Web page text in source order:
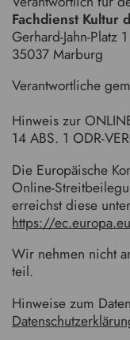
Fachdienst Kultur
Gerhard-Jahn-Platz 1
35037 Marburg
Verantwortliche
Hinweis zur
14 ABS. 1 ODR-
Die Europäische
Online-
erreichst diese unter
https://
Wir nehmen nicht
teil.
Hinweise zum